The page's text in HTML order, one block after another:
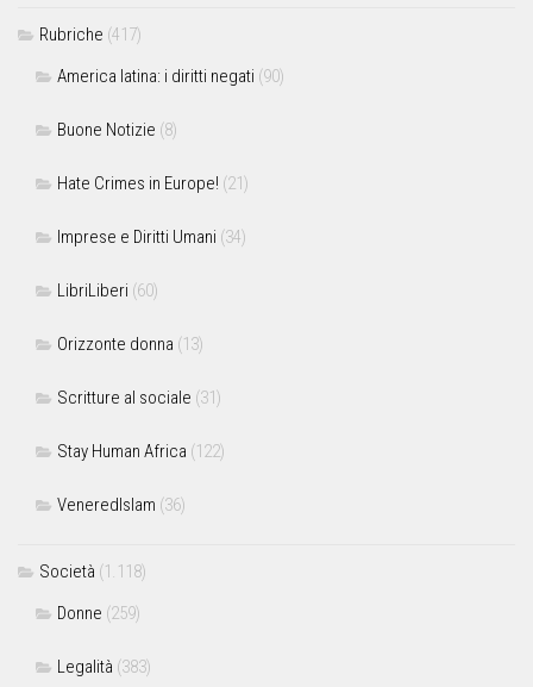
Rubriche (417)
America latina: i diritti negati (90)
Buone Notizie (8)
Hate Crimes in Europe! (21)
Imprese e Diritti Umani (34)
LibriLiberi (60)
Orizzonte donna (13)
Scritture al sociale (31)
Stay Human Africa (122)
VeneredIslam (36)
Società (1.118)
Donne (259)
Legalità (383)